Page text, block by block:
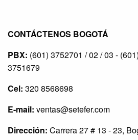
CONTÁCTENOS BOGOTÁ
PBX: (601) 3752701 / 02 / 03 -
3751679
Cel: 320 8568698
E-mail: ventas@setefer.com
Dirección: Carrera 27 # 13 - 23,